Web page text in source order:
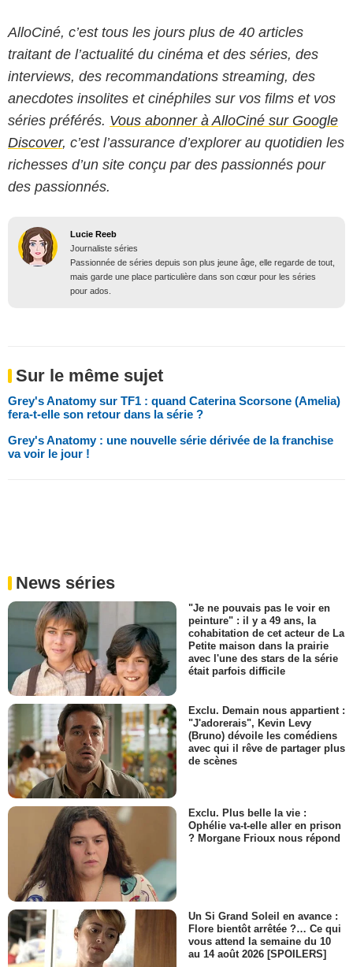
AlloCiné, c’est tous les jours plus de 40 articles
traitant de l’actualité du cinéma et des séries, des
interviews, des recommandations streaming, des
anecdotes insolites et cinéphiles sur vos films et vos
séries préférés. Vous abonner à AlloCiné sur Google
Discover, c’est l’assurance d’explorer au quotidien les
richesses d’un site conçu par des passionnés pour
des passionnés.
Lucie Reeb
Journaliste séries
Passionnée de séries depuis son plus jeune âge, elle regarde de tout,
mais garde une place particulière dans son cœur pour les séries
pour ados.
Sur le même sujet
Grey's Anatomy sur TF1 : quand Caterina Scorsone (Amelia)
fera-t-elle son retour dans la série ?
Grey's Anatomy : une nouvelle série dérivée de la franchise
va voir le jour !
News séries
"Je ne pouvais pas le voir en
peinture" : il y a 49 ans, la
cohabitation de cet acteur de La
Petite maison dans la prairie
avec l'une des stars de la série
était parfois difficile
Exclu. Demain nous appartient :
"J'adorerais", Kevin Levy
(Bruno) dévoile les comédiens
avec qui il rêve de partager plus
de scènes
Exclu. Plus belle la vie :
Ophélie va-t-elle aller en prison
? Morgane Frioux nous répond
Un Si Grand Soleil en avance :
Flore bientôt arrêtée ?… Ce qui
vous attend la semaine du 10
au 14 août 2026 [SPOILERS]